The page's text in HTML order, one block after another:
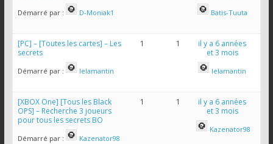
Démarré par : D-Moniak1 Batis-Tuuta
[PC] – [Toutes les cartes] – Les
secrets
Démarré par : lelamantin
1 1
il y a 6 années
et 3 mois
lelamantin
[XBOX One] [Tous les Black
OPS] – Recherche 3 joueurs
pour tous les secrets BO
Démarré par : Kazenator98
1 1
il y a 6 années
et 3 mois
Kazenator98